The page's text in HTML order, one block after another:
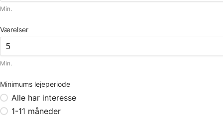
Min.
Værelser
Min.
Minimums lejeperiode
Alle har interesse
1-11 måneder